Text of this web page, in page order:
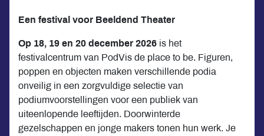
Een festival voor Beeldend Theater
Op 18, 19 en 20 december 2026 is het
festivalcentrum van PodVis de place to be. Figuren,
poppen en objecten maken verschillende podia
onveilig in een zorgvuldige selectie van
podiumvoorstellingen voor een publiek van
uiteenlopende leeftijden. Doorwinterde
gezelschappen en jonge makers tonen hun werk. Je